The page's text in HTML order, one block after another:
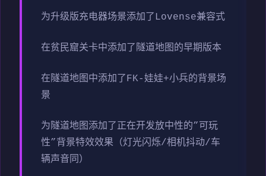
为升级版充电器场景添加了Lovense兼容式
在贫民窟关卡中添加了隧道地图的早期版本
在隧道地图中添加了FK-娃娃+小兵的背景场
景
为隧道地图添加了正在开发放中性的”可玩
性”背景特效效果（灯光闪烁/相机抖动/车
辆声音同）